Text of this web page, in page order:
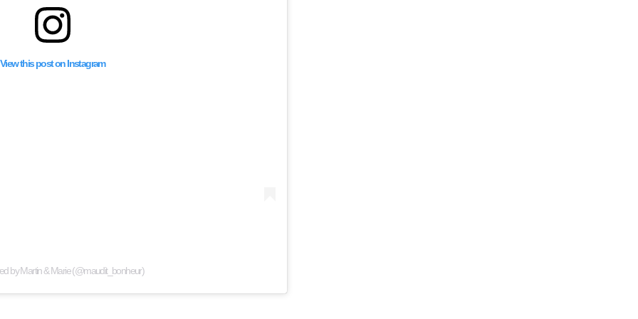
View this post on Instagram
by Martin & Marie (@maudit_bonheur)